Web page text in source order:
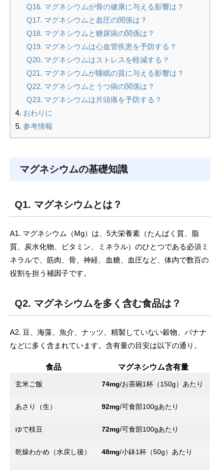
Q16. マグネシウムが骨の健康に与える影響は？
Q17. マグネシウムと血圧の関係は？
Q18. マグネシウムと糖尿病の関係は？
Q19. マグネシウムは心血管疾患を予防する？
Q20. マグネシウムはストレスを軽減する？
Q21. マグネシウムが睡眠の質に与える影響は？
Q22. マグネシウムとうつ病の関係は？
Q23. マグネシウムは片頭痛を予防する？
おわりに
参考情報
マグネシウムの基礎知識
Q1. マグネシウムとは？
A1. マグネシウム（Mg）は、5大栄養素（たんぱく質、脂
質、炭水化物、ビタミン、ミネラル）のひとつである必須ミ
ネラルで、筋肉、骨、神経、血糖、血圧など、体内で数百の
役割を担う補因子です。
Q2. マグネシウムを多く含む食品は？
A2. 豆、海藻、魚介、ナッツ、精製していない穀物、バナナ
などに多く含まれています。含有量の目安は以下の通り。
食品 マグネシウム含有量
玄米ご飯 74mg/お茶碗1杯（150g）あたり
あさり（生） 92mg/可食部100gあたり
ゆで枝豆 72mg/可食部100gあたり
乾燥わかめ（水戻し後） 48mg/小鉢1杯（50g）あたり